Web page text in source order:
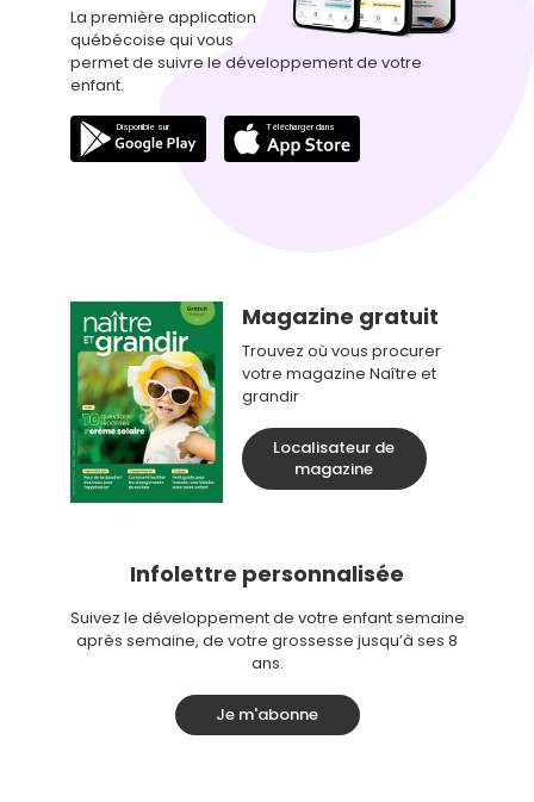
La première application
québécoise qui vous
permet de suivre le développement de votre
enfant.
Magazine gratuit
Trouvez où vous procurer
votre magazine Naître et
grandir
Localisateur de
magazine
Infolettre personnalisée
Suivez le développement de votre enfant semaine
après semaine, de votre grossesse jusqu’à ses 8
ans.
Je m'abonne